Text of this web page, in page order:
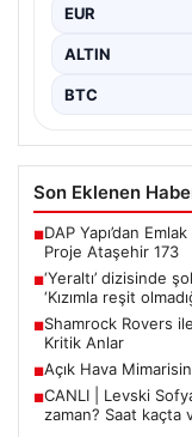
EUR
ALTIN
BTC
Son Eklenen
■DAP Yapı’dan
Proje Ataşehir 173
■‘Yeraltı’ dizisinde
‘Kızımla reşit
■Shamrock Rovers
Kritik Anlar
■Açık Hava
■CANLI | Levski
zaman? Saat kaçta